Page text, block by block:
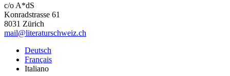
c/o A*dS
Konradstrasse 61
8031 Zürich
mail@literaturschweiz.ch
Deutsch
Français
Italiano